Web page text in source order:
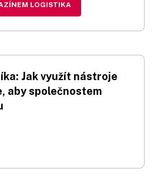
LOGISTIKA
Jak využít nástroje
aby společnostem